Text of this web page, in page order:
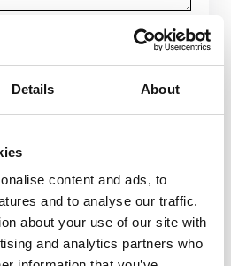
Details About
content and ads, to
and to analyse our traffic.
about your use of our site with
and analytics partners who
290 286-0